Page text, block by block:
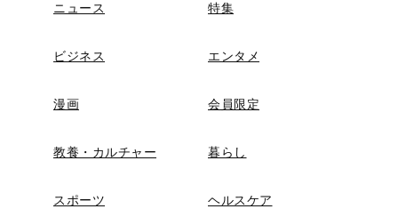
ニュース 特集
ビジネス エンタメ
漫画 会員限定
教養・カルチャー 暮らし
スポーツ ヘルスケア